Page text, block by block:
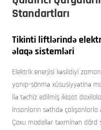
Standartları
Tikinti liftlərində
əlaqə sistemləri
Elektrik enerjisi kəsildiyi
yanıp-sönmə xüsusiyyətinə
ilə təchiz edilmiş ikiqat
insanların səthdə
Çoxu modellər təxminən dörd